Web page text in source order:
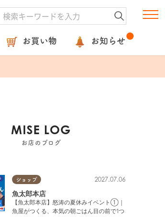
お買い物 お知らせ
MISE LOG
お店のブログ
ショップ 2027.07.06
魚太郎本店
【魚太郎本店】怒涛の夏休みイベント①｜
魚屋がつくる、本気の朝ごはん目の前で1つ